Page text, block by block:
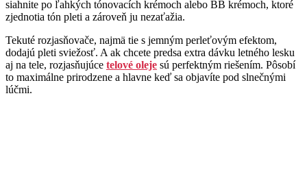
siahnite po ľahkých tónovacích krémoch alebo BB krémoch, ktoré
zjednotia tón pleti a zároveň ju nezaťažia.
Tekuté rozjasňovače, najmä tie s jemným perleťovým efektom,
dodajú pleti sviežosť. A ak chcete predsa extra dávku letného lesku
aj na tele, rozjasňujúce telové oleje sú perfektným riešením. Pôsobí
to maximálne prirodzene a hlavne keď sa objavíte pod slnečnými
lúčmi.